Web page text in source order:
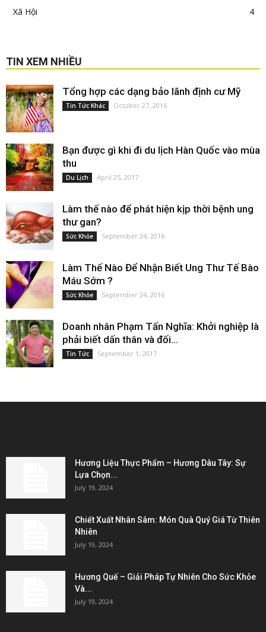
Xã Hội
4
TIN XEM NHIỀU
Tổng hợp các dạng bảo lãnh định cư Mỹ
Tin Tức Khác October 27, 2016
Bạn được gì khi đi du lịch Hàn Quốc vào mùa
thu
Du Lịch April 25, 2017
Làm thế nào để phát hiện kịp thời bệnh ung
thư gan?
Sức Khỏe September 24, 2016
Làm Thế Nào Để Nhận Biết Ung Thư Tế Bào
Máu Sớm ?
Sức Khỏe September 24, 2016
Doanh nhân Phạm Tấn Nghĩa: Khởi nghiệp là
phải biết dấn thân và đối...
Tin Tức September 1, 2017
Hương Liệu Thực Phẩm – Hương Dâu Tây: Sự
Lựa Chọn...
July 19, 2024
Chiết Xuất Nhân Sâm: Món Quà Quý Giá Từ Thiên
Nhiên
July 19, 2024
Hương Quế – Giải Pháp Tự Nhiên Cho Sức Khỏe
Và...
July 19, 2024